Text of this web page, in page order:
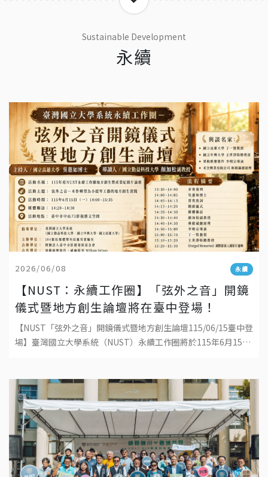
Sustainable Development
永續
2026/06/08 永續
【NUST：永續工作圈】「弦外之音」開鏡
儀式暨地方創生論壇將在臺中登場！
【NUST「弦外之音」開鏡儀式暨地方創生論壇115/06/15臺中登
場】臺灣國立大學系統（NUST）永續工作圈將於115年6月15日